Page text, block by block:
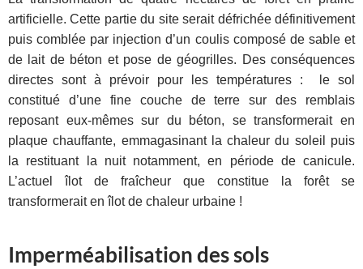
artificielle.Cette partie du site serait défrichée définitivement
puis comblée par injection d’un coulis composé de sable et
de lait de béton et pose de géogrilles. Des conséquences
directes sont à prévoir pour les températures : le sol
constitué d’une fine couche de terre sur des remblais
reposant eux-mêmes sur du béton, se transformerait en
plaque chauffante, emmagasinant la chaleur du soleil puis
la restituant la nuit notamment, en période de canicule.
L’actuel îlot de fraîcheur que constitue la forêt se
transformerait en îlot de chaleur urbaine !
Imperméabilisation des sols